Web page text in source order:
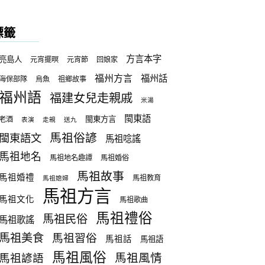
籤
島人 元宵擺暝 元宵節 回娘家 方言本字
保部隊 烏魚 祖鄉故事 福州方言 福州話
州語 福建女兒走親戚 米湯
酒 表演 走親 送九 閩東方言 閩東語
東語文 馬祖俗諺 馬祖唸謠
祖地名 馬祖地名趣譚 馬祖婚俗
祖婚禮 馬祖媳婦 馬祖故事 馬祖教育
祖文化 馬祖方言 馬祖歌曲
祖歌謠 馬祖民俗 馬祖禮俗
祖美食 馬祖習俗 馬祖話 馬祖語
祖諺語 馬祖風俗 馬祖風情